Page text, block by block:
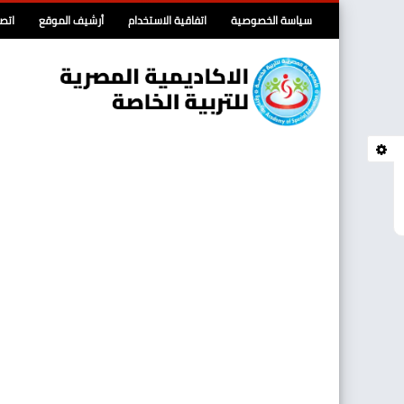
سياسة الخصوصية اتفاقية الاستخدام أرشيف الموقع